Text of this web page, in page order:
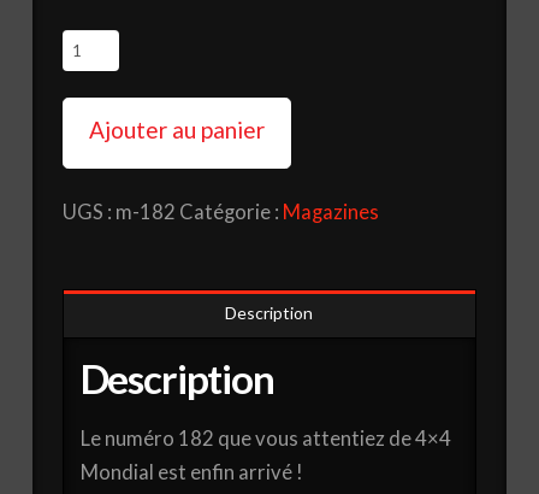
quantité
de
4x4
N°
Ajouter au panier
UGS : m-182 Catégorie : Magazines
Description
Description
Le numéro 182 que vous attentiez de 4×4
Mondial est enfin arrivé !